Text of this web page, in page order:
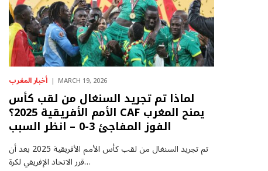
أخبار المغرب MARCH 19, 2026
لماذا تم تجريد السنغال من لقب كأس
الأمم الأفريقية 2025؟ CAF يمنح المغرب
الفوز المفاجئ 3-0 – انظر السبب
تم تجريد السنغال من لقب كأس الأمم الأفريقية 2025 بعد أن
قرر الاتحاد الإفريقي لكرة…